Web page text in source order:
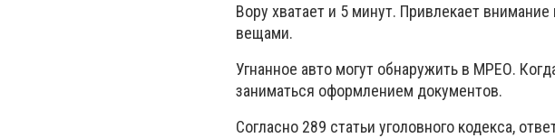
Вору хватает и 5 минут. Привлекает
вещами.
Угнанное авто могут обнаружить в МРЕО.
заниматься оформлением документов.
Согласно 289 статьи уголовного кодекса,